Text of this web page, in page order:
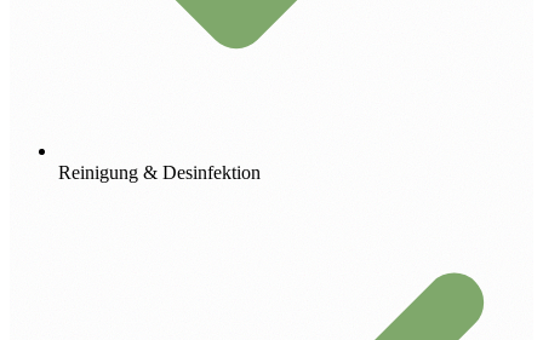
Reinigung & Desinfektion